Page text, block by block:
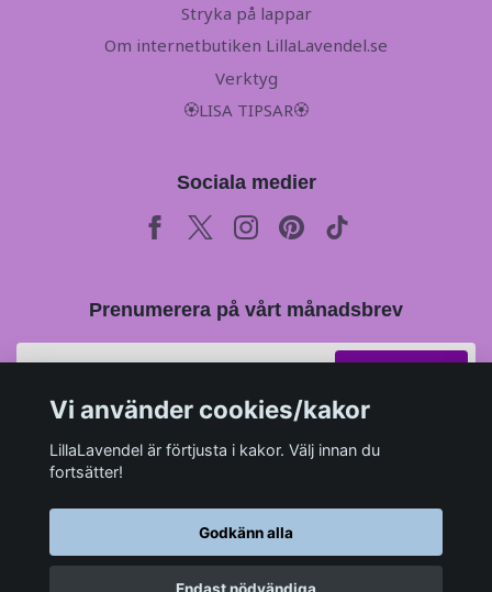
Stryka på lappar
Om internetbutiken LillaLavendel.se
Verktyg
🏵LISA TIPSAR🏵
Sociala medier
Prenumerera på vårt månadsbrev
Vi använder cookies/kakor
LillaLavendel är förtjusta i kakor. Välj innan du
fortsätter!
Godkänn alla